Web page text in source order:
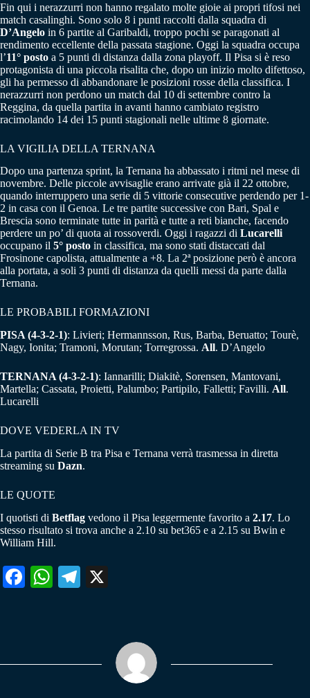
Fin qui i nerazzurri non hanno regalato molte gioie ai propri tifosi nei
match casalinghi. Sono solo 8 i punti raccolti dalla squadra di
D’Angelo in 6 partite al Garibaldi, troppo pochi se paragonati al
rendimento eccellente della passata stagione. Oggi la squadra occupa
l’11° posto a 5 punti di distanza dalla zona playoff. Il Pisa si è reso
protagonista di una piccola risalita che, dopo un inizio molto difettoso,
gli ha permesso di abbandonare le posizioni rosse della classifica. I
nerazzurri non perdono un match dal 10 di settembre contro la
Reggina, da quella partita in avanti hanno cambiato registro
racimolando 14 dei 15 punti stagionali nelle ultime 8 giornate.
LA VIGILIA DELLA TERNANA
Dopo una partenza sprint, la Ternana ha abbassato i ritmi nel mese di
novembre. Delle piccole avvisaglie erano arrivate già il 22 ottobre,
quando interruppero una serie di 5 vittorie consecutive perdendo per 1-
2 in casa con il Genoa. Le tre partite successive con Bari, Spal e
Brescia sono terminate tutte in parità e tutte a reti bianche, facendo
perdere un po’ di quota ai rossoverdi. Oggi i ragazzi di Lucarelli
occupano il 5° posto in classifica, ma sono stati distaccati dal
Frosinone capolista, attualmente a +8. La 2ª posizione però è ancora
alla portata, a soli 3 punti di distanza da quelli messi da parte dalla
Ternana.
LE PROBABILI FORMAZIONI
PISA (4-3-2-1): Livieri; Hermannsson, Rus, Barba, Beruatto; Tourè,
Nagy, Ionita; Tramoni, Morutan; Torregrossa. All. D’Angelo
TERNANA (4-3-2-1): Iannarilli; Diakitè, Sorensen, Mantovani,
Martella; Cassata, Proietti, Palumbo; Partipilo, Falletti; Favilli. All.
Lucarelli
DOVE VEDERLA IN TV
La partita di Serie B tra Pisa e Ternana verrà trasmessa in diretta
streaming su Dazn.
LE QUOTE
I quotisti di Betflag vedono il Pisa leggermente favorito a 2.17. Lo
stesso risultato si trova anche a 2.10 su bet365 e a 2.15 su Bwin e
William Hill.
Fa W
pp
Te
m